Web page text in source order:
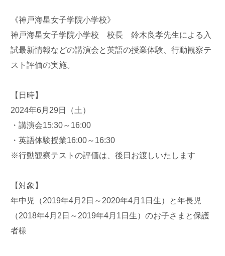
《神戸海星女子学院小学校》
神戸海星女子学院小学校 校長 鈴木良孝先生による入
試最新情報などの講演会と英語の授業体験、行動観察テ
スト評価の実施。
【日時】
2024年6月29日（土）
・講演会15:30～16:00
・英語体験授業16:00～16:30
※行動観察テストの評価は、後日お渡しいたします
【対象】
年中児（2019年4月2日～2020年4月1日生）と年長児
（2018年4月2日～2019年4月1日生）のお子さまと保護
者様